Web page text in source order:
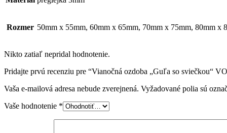
Rozmer 50mm x 55mm, 60mm x 65mm, 70mm x 75mm, 80mm x
Nikto zatiaľ nepridal hodnotenie.
Pridajte prvú recenziu pre “Vianočná ozdoba „Guľa so sviečkou“
Vaša e-mailová adresa nebude zverejnená. Vyžadované polia sú
Vaše hodnotenie *